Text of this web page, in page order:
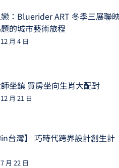
：Bluerider ART 冬季三展聯
的城市藝術旅程
月 4 日
坐鎮 買房坐向生肖大配對
月 21 日
in台灣】 巧時代跨界設計創生計
月 22 日